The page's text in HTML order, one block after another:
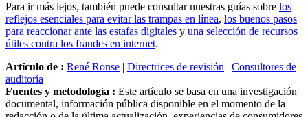
Para ir más lejos, también puede consultar nuestras guías sobre los
reflejos esenciales para evitar las trampas en línea, los buenos pasos
para reaccionar ante las estafas digitales y una selección de recursos
útiles contra los fraudes en internet.
Artículo de : René Ronse | Directrices de revisión | Consultores de
auditoría
Fuentes y metodología : Este artículo se basa en una investigación
documental, información pública disponible en el momento de la